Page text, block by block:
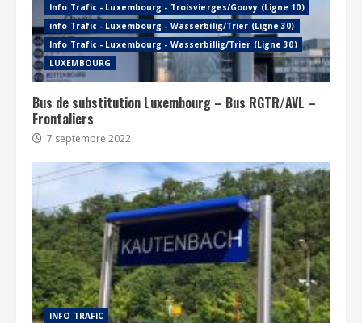
Info Trafic - Luxembourg - Troisvierges/Gouvy (Ligne 10)
info Trafic - Luxembourg - Wasserbilig/Trier (Ligne 30)
Info Trafic - Luxembourg - Wasserbillig/Trier (Ligne 30)
LUXEMBOURG
Bus de substitution Luxembourg – Bus RGTR/AVL –
Frontaliers
7 septembre 2022
INFO TRAFIC